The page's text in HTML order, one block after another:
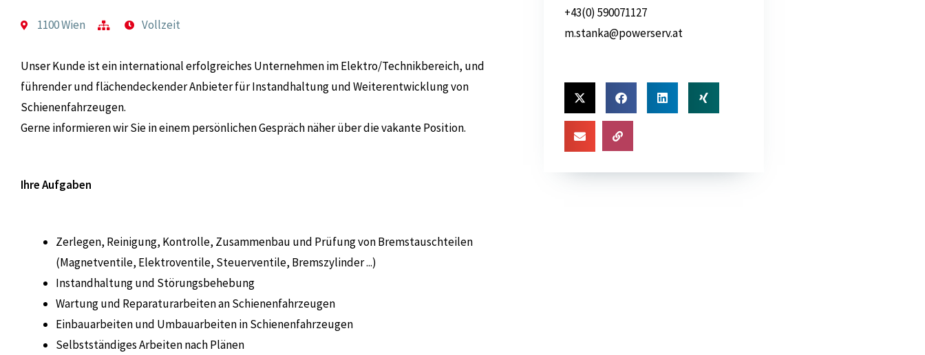
1100 Wien Vollzeit
Unser Kunde ist ein international erfolgreiches Unternehmen im Elektro/Technikbereich, und
führender und flächendeckender Anbieter für Instandhaltung und Weiterentwicklung von
Schienenfahrzeugen.
Gerne informieren wir Sie in einem persönlichen Gespräch näher über die vakante Position.
Ihre Aufgaben
Zerlegen, Reinigung, Kontrolle, Zusammenbau und Prüfung von Bremstauschteilen
(Magnetventile, Elektroventile, Steuerventile, Bremszylinder ...)
Instandhaltung und Störungsbehebung
Wartung und Reparaturarbeiten an Schienenfahrzeugen
Einbauarbeiten und Umbauarbeiten in Schienenfahrzeugen
Selbstständiges Arbeiten nach Plänen
+43(0) 590071127
m.stanka@powerserv.at